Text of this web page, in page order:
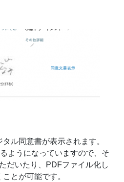
ル同意書が表示されます。
ようになっていますので、そ
だいたり、PDFファイル化し
とが可能です。